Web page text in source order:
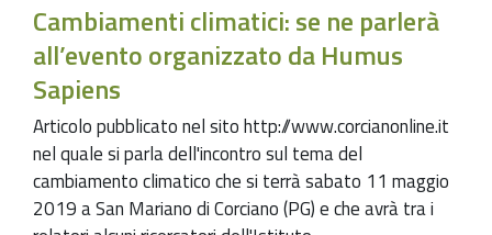
Cambiamenti climatici: se ne parlerà
all’evento organizzato da Humus
Sapiens
Articolo pubblicato nel sito http://www.corcianonline.it
nel quale si parla dell'incontro sul tema del
cambiamento climatico che si terrà sabato 11 maggio
2019 a San Mariano di Corciano (PG) e che avrà tra i